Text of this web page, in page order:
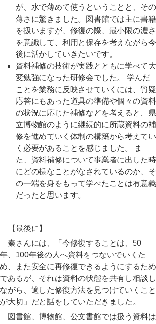
が、水で薄めて使うということと、その
薄さに驚きました。図書館では主に書籍
を扱いますが、修復の際、最小限の濃さ
を意識して、利用と保存を考えながら今
後に活かしていきたいです。
資料補修の技術が実践とともに学べて大
変勉強になった研修会でした。 学んだ
ことを業務に反映させていくには、質疑
応答にもあった道具の準備や個々の資料
の状況に応じた補修などを考えると、県
立博物館のように継続的に所蔵資料の補
修を進めていく体制の構築から考えてい
く必要があることを感じました。 ま
た、資料補修について事業者に出した時
にどの様なことがなされているのか、そ
の一端を身をもって学べたことは有意義
だったと思います。
【最後に】
秦さんには、「今修復することは、50
年、100年後の人へ資料をつないでいくた
め、また安全に再修復できるようにするため
であるが、それは資料の状態を共有し相談し
ながら、適した修復方法を見つけていくこと
が大切」だと話をしていただきました。
図書館、博物館、公文書館では扱う資料は